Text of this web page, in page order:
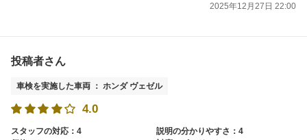
2025年12月27日 22:00
投稿者さん
車検を実施した車両 ： ホンダ ヴェゼル
4.0
スタッフの対応：4
説明の分かりやすさ：4